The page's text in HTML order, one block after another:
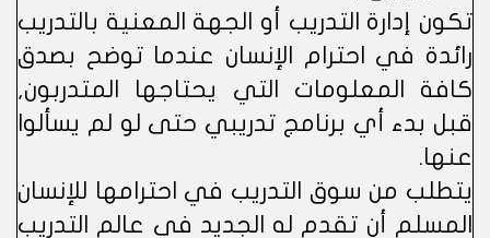
تكون إدارة التدريب أو الجهة المعنية بالتدريب
رائدة في احترام الإنسان عندما توضح بصدق
كافة المعلومات التي يحتاجها المتدربون,
قبل بدء أي برنامج تدريبي حتى لو لم يسألوا
عنها.
يتطلب من سوق التدريب في احترامها للإنسان
المسلم أن تقدم له الجديد في عالم التدريب